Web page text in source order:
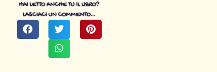
HAI LETTO ANCHE TU IL LIBRO?
LASCIACI UN COMMENTO…